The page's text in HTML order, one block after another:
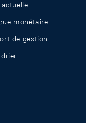
actuelle
monétaire
de gestion